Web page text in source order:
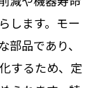
します。モー
品であり、
するため、定